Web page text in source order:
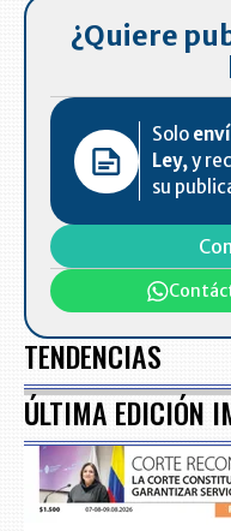
¿Quiere
Solo
Ley,y
su
TENDENCIAS
ÚLTIMA EDICIÓN